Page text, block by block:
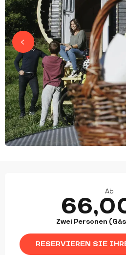
Ab
Zwei Personen
RESERVIEREN SIE